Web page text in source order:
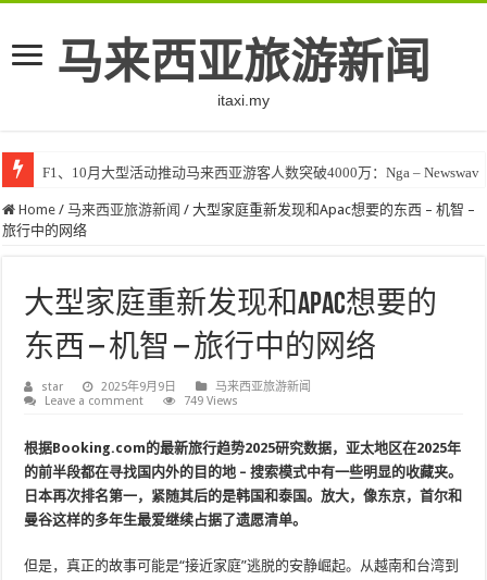
马来西亚旅游新闻
itaxi.my
F1、10月大型活动推动马来西亚游客人数突破4000万：Nga – Newswav
Home / 马来西亚旅游新闻 / 大型家庭重新发现和Apac想要的东西 – 机智 –
旅行中的网络
大型家庭重新发现和Apac想要的
东西 – 机智 – 旅行中的网络
star 2025年9月9日
马来西亚旅游新闻
Leave a comment
749 Views
根据Booking.com的最新旅行趋势2025研究数据，亚太地区在2025年
的前半段都在寻找国内外的目的地 – 搜索模式中有一些明显的收藏夹。
日本再次排名第一，紧随其后的是韩国和泰国。放大，像东京，首尔和
曼谷这样的多年生最爱继续占据了遗愿清单。
但是，真正的故事可能是“接近家庭”逃脱的安静崛起。从越南和台湾到